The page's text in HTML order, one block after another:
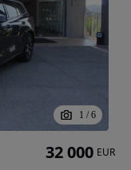
1 / 6
32 000 EUR